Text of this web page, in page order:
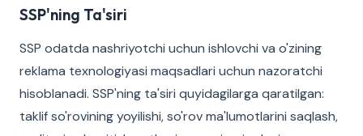
SSP'ning Ta'siri
SSP odatda nashriyotchi uchun ishlovchi va o'zining
reklama texnologiyasi maqsadlari uchun nazoratchi
hisoblanadi. SSP'ning ta'siri quyidagilarga qaratilgan:
taklif so'rovining yoyilishi, so'rov ma'lumotlarini saqlash,